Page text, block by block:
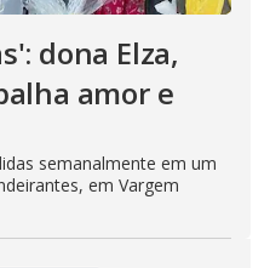
dona Elza,
amor e
semanalmente em um
em Vargem